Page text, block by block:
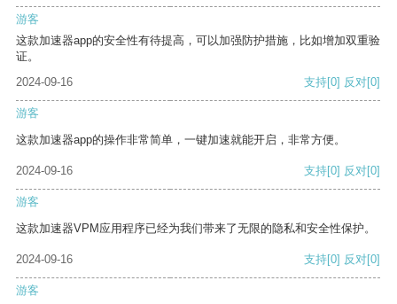
游客
这款加速器app的安全性有待提高，可以加强防护措施，比如增加双重验
证。
2024-09-16
支持[0] 反对[0]
游客
这款加速器app的操作非常简单，一键加速就能开启，非常方便。
2024-09-16 支持[0] 反对[0]
游客
这款加速器VPM应用程序已经为我们带来了无限的隐私和安全性保护。
2024-09-16 支持[0] 反对[0]
游客